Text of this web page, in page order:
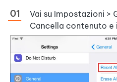
Vai su Impostazioni >
Cancella contenuto e